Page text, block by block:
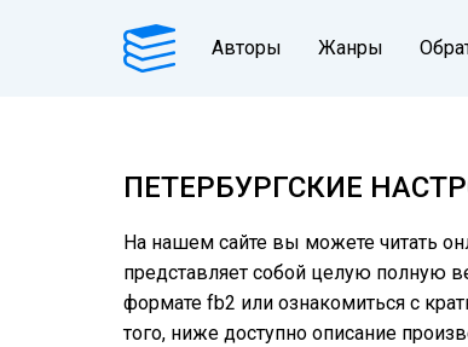
Авторы Жанры
ПЕТЕРБУРГСКИЕ
На нашем сайте вы можете читать
представляет собой целую полную
формате fb2 или ознакомиться с
того, ниже доступно описание